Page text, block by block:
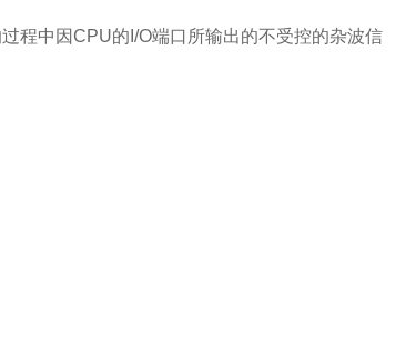
程中因CPU的I/O端口所输出的不受控的杂波信